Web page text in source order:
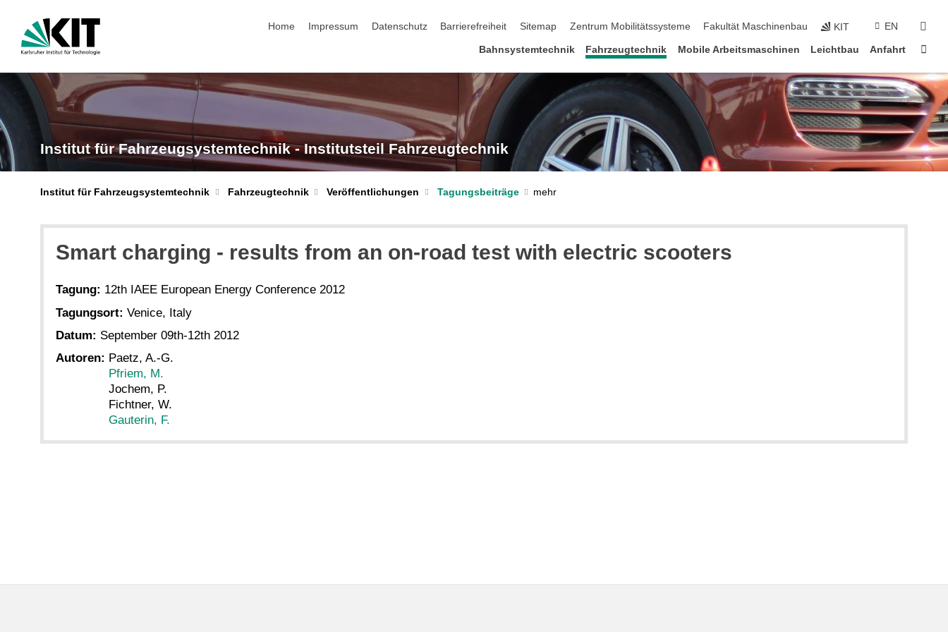
Home
Impressum Datenschutz Barrierefreiheit Sitemap Zentrum Mobilitätssysteme Fakultät Maschinenbau KIT EN
Bahnsystemtechnik Fahrzeugtechnik Mobile Arbeitsmaschinen Leichtbau Anfahrt
Institut für Fahrzeugsystemtechnik - Institutsteil Fahrzeugtechnik
Institut für Fahrzeugsystemtechnik Fahrzeugtechnik Veröffentlichungen Tagungsbeiträge
Smart charging - results from an on-road test with electric scooters
Tagung: 12th IAEE European Energy Conference 2012
Tagungsort: Venice, Italy
Datum: September 09th-12th 2012
Autoren: Paetz, A.-G.
Pfriem, M.
Jochem, P.
Fichtner, W.
Gauterin, F.